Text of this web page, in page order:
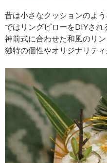
昔は小さなクッションのよ
ではリングピローをDIYされ
神前式に合わせた和風のリ
独特の個性やオリジナリティ